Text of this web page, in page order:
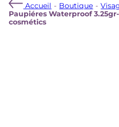
Accueil - Boutique -
Paupiéres Waterproof
cosmétics